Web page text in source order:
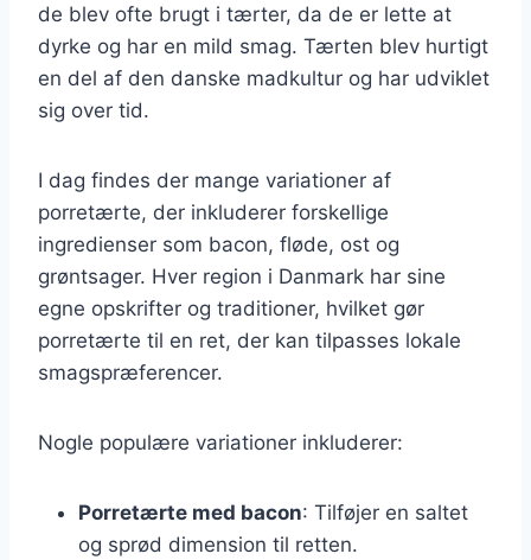
de blev ofte brugt i tærter, da de er lette at
dyrke og har en mild smag. Tærten blev hurtigt
en del af den danske madkultur og har udviklet
sig over tid.
I dag findes der mange variationer af
porretærte, der inkluderer forskellige
ingredienser som bacon, fløde, ost og
grøntsager. Hver region i Danmark har sine
egne opskrifter og traditioner, hvilket gør
porretærte til en ret, der kan tilpasses lokale
smagspræferencer.
Nogle populære variationer inkluderer:
Porretærte med bacon: Tilføjer en saltet
og sprød dimension til retten.